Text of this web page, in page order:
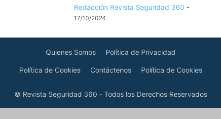
Redacción Revista Seguridad 360 -
17/10/2024
Quienes Somos Política de Privacidad
Política de Cookies Contáctenos Política de Cookies
© Revista Seguridad 360 - Todos los Derechos Reservados